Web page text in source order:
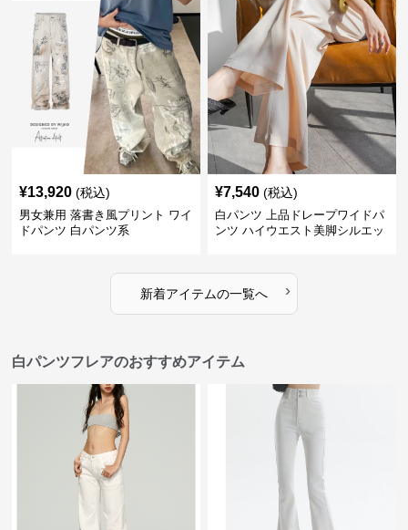
¥13,920 (税込)
男女兼用 落書き風プリント ワイ
ドパンツ 白パンツ系
¥7,540 (税込)
白パンツ 上品ドレープワイドパ
ンツ ハイウエスト美脚シルエッ
新着アイテムの一覧へ ›
白パンツフレアのおすすめアイテム